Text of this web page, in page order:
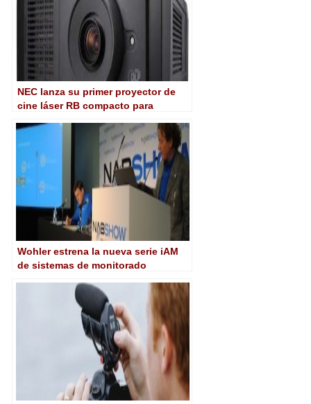
NEC lanza su primer proyector de
cine láser RB compacto para
Wohler estrena la nueva serie iAM
de sistemas de monitorado